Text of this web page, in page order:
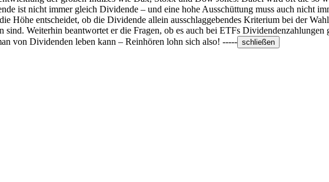
ist nicht immer gleich Dividende – und eine hohe Ausschüttung muss auch nicht
Höhe entscheidet, ob die Dividende allein ausschlaggebendes Kriterium bei der
Weiterhin beantwortet er die Fragen, ob es auch bei ETFs
von Dividenden leben kann – Reinhören lohn sich also! ----- schließen